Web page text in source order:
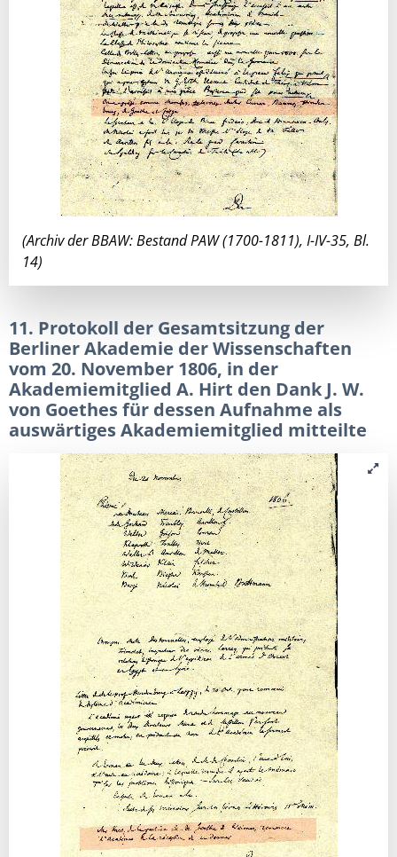
(Archiv der BBAW: Bestand PAW (1700-1811), I-IV-35, Bl.
14)
11. Protokoll der Gesamtsitzung der
Berliner Akademie der Wissenschaften
vom 20. November 1806, in der
Akademiemitglied A. Hirt den Dank J. W.
von Goethes für dessen Aufnahme als
auswärtiges Akademiemitglied mitteilte